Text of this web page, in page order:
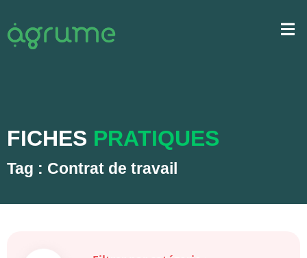
FICHES PRATIQUES
Tag : Contrat de travail